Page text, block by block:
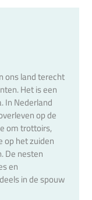
ons land terecht
Het is een
In Nederland
op de
om trottoirs,
op het zuiden
De nesten
en
in de spouw